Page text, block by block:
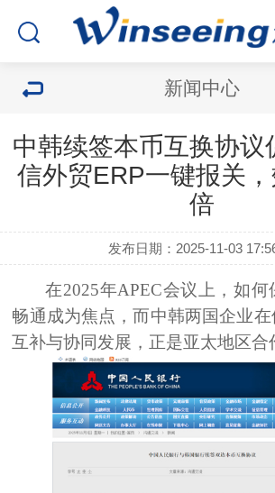
新闻中心
中韩续签本币互换协议
信外贸ERP一键报关
倍
发布日期：2025-11-03
在2025年APEC会议上，如
畅通成为焦点，而中韩两国企业
互补与协同发展，正是亚太地区合